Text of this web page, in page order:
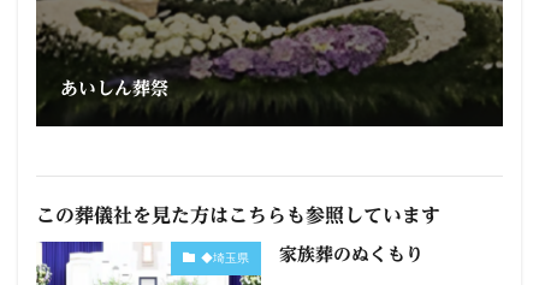
あいしん葬祭
この葬儀社を見た方はこちらも参照しています
◆埼玉県 家族葬のぬくもり